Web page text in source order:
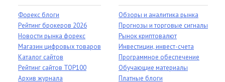
Форекс блоги
Рейтинг брокеров 2026
Новости рынка форекс
Магазин цифровых товаров
Каталог сайтов
Рейтинг сайтов TOP100
Архив журнала
Обзоры и аналитика рынка
Прогнозы и торговые сигналы
Рынок криптовалют
Инвестиции, инвест-счета
Программное обеспечение
Обучающие материалы
Платные блоги